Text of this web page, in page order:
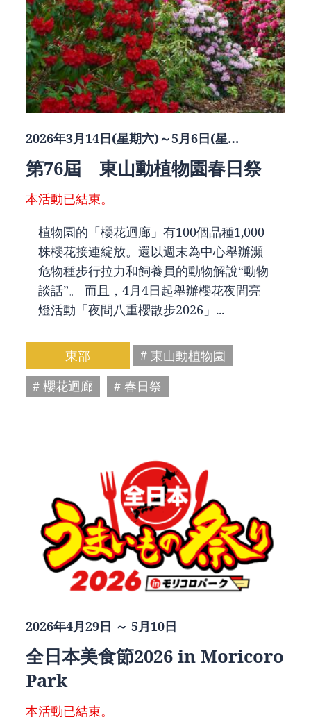
2026年3月14日(星期六)～5月6日(星…
第76屆 東山動植物園春日祭
本活動已結束。
植物園的「櫻花迴廊」有100個品種1,000
株櫻花接連綻放。還以週末為中心舉辦瀕
危物種步行拉力和飼養員的動物解說“動物
談話”。 而且，4月4日起舉辦櫻花夜間亮
燈活動「夜間八重櫻散步2026」...
東部
# 東山動植物園
# 櫻花迴廊
# 春日祭
2026年4月29日 ～ 5月10日
全日本美食節2026 in Moricoro
Park
本活動已結束。